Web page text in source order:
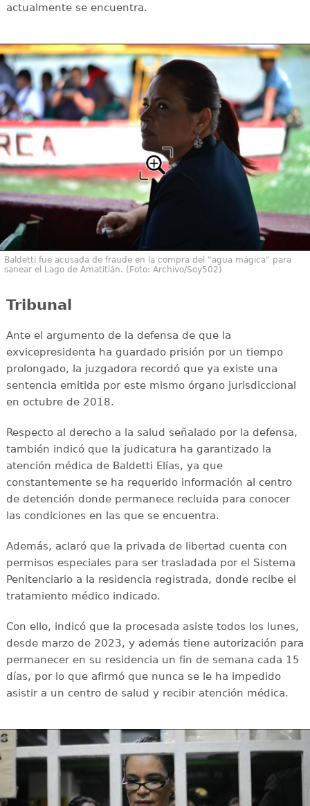
actualmente se encuentra.
Baldetti fue acusada de fraude en la compra del "agua mágica" para
sanear el Lago de Amatitlán. (Foto: Archivo/Soy502)
Tribunal
Ante el argumento de la defensa de que la
exvicepresidenta ha guardado prisión por un tiempo
prolongado, la juzgadora recordó que ya existe una
sentencia emitida por este mismo órgano jurisdiccional
en octubre de 2018.
Respecto al derecho a la salud señalado por la defensa,
también indicó que la judicatura ha garantizado la
atención médica de Baldetti Elías, ya que
constantemente se ha requerido información al centro
de detención donde permanece recluida para conocer
las condiciones en las que se encuentra.
Además, aclaró que la privada de libertad cuenta con
permisos especiales para ser trasladada por el Sistema
Penitenciario a la residencia registrada, donde recibe el
tratamiento médico indicado.
Con ello, indicó que la procesada asiste todos los lunes,
desde marzo de 2023, y además tiene autorización para
permanecer en su residencia un fin de semana cada 15
días, por lo que afirmó que nunca se le ha impedido
asistir a un centro de salud y recibir atención médica.